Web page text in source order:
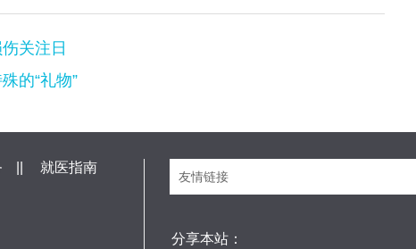
关注日
的“礼物”
就医指南
友情链接
分享本站：